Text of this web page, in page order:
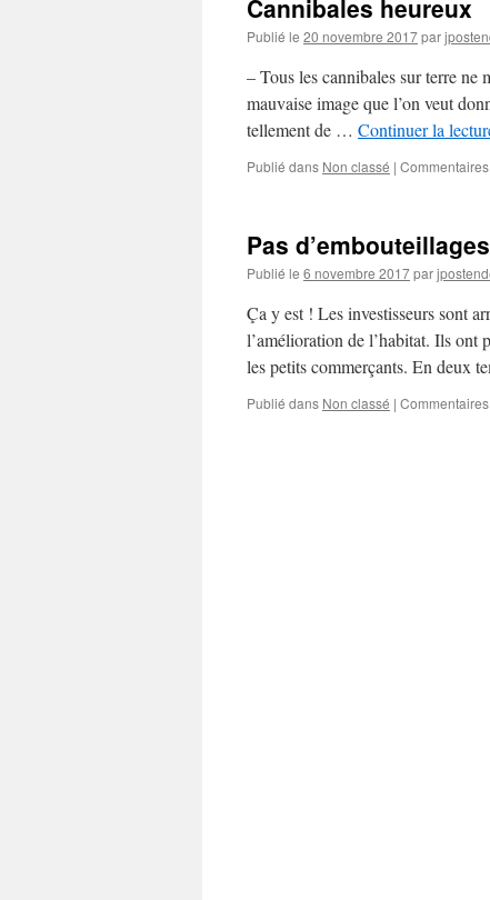
Cannibales heureux
Publié le 20 novembre 2017par
– Tous les cannibales sur terre ne
mauvaise image que l’on veut
tellement de … Continuer la
Publié dans Non classé |
Pas
Publié le 6 novembre 2017par
Ça y est ! Les investisseurs sont
l’amélioration de l’habitat. Ils ont
les petits commerçants. En deux
Publié dans Non classé |